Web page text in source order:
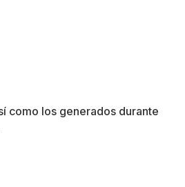
como los generados durante